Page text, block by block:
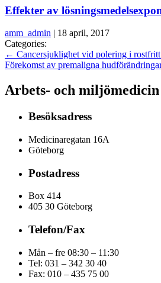
Effekter av
amm_admin | 18 april, 2017
Categories:
← Cancersjuklighet vid polering i
Förekomst av premaligna
Arbets- och miljömedicin
Besöksadress
Medicinaregatan 16A
Göteborg
Postadress
Box 414
405 30 Göteborg
Telefon/Fax
Mån – fre 08:30 – 11:30
Tel: 031 – 342 30 40
Fax: 010 – 435 75 00